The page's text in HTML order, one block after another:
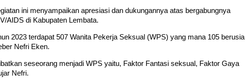
ini menyampaikan apresiasi dan dukungannya atas bergabungnya
AIDS di Kabupaten Lembata.
2023 terdapat 507 Wanita Pekerja Seksual (WPS) yang mana 105 berusia
Nefri Eken.
seseorang menjadi WPS yaitu, Faktor Fantasi seksual, Faktor Gaya
Nefri.